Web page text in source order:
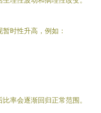
时性升高，例如：
率会逐渐回归正常范围。